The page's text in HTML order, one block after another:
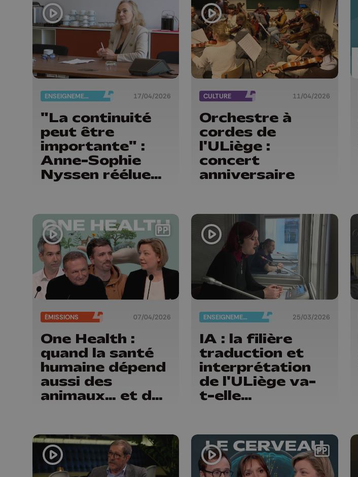
ENSEIGNEMENT 17/04/2026
"La continuité
peut être
importante" :
Anne-Sophie
Nyssen réélue
CULTURE 11/04/2026
Orchestre à
cordes de
l'ULiège :
concert
anniversaire
ÉMISSIONS 07/04/2026
One Health :
quand la santé
humaine dépend
aussi des
animaux… et de
ENSEIGNEMENT 25/03/2026
IA : la filière
traduction et
interprétation
de l'ULiège va-
t-elle